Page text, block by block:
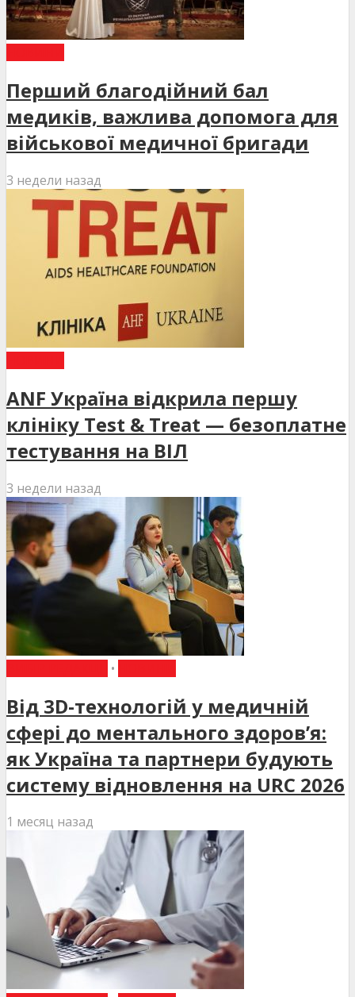
Перший благодійний бал
медиків, важлива допомога для
військової медичної бригади
3 недели назад
ANF Україна відкрила першу
клініку Test & Treat — безоплатне
тестування на ВІЛ
3 недели назад
•
Від 3D-технологій у медичній
сфері до ментального здоров’я:
як Україна та партнери будують
систему відновлення на URC 2026
1 месяц назад